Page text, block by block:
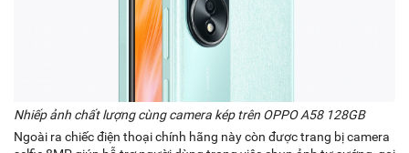
Nhiếp ảnh chất lượng cùng camera kép trên OPPO A58 128GB
Ngoài ra chiếc điện thoại chính hãng này còn được trang bị camera